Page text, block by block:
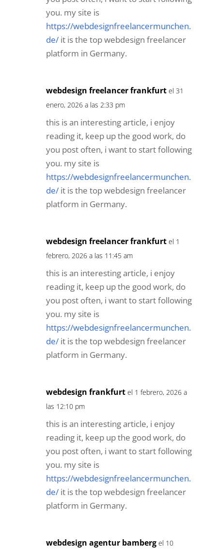
you. my site is
https://webdesignfreelancermunchen.
de/it is the top webdesign freelancer
platform in Germany.
webdesign freelancer frankfurt el 31
enero, 2026 a las 2:33 pm
this is an interesting article, i enjoy
reading it, keep up the good work, do
you post often, i want to start following
you. my site is
https://webdesignfreelancermunchen.
de/it is the top webdesign freelancer
platform in Germany.
webdesign freelancer frankfurt el 1
febrero, 2026 a las 11:45 am
this is an interesting article, i enjoy
reading it, keep up the good work, do
you post often, i want to start following
you. my site is
https://webdesignfreelancermunchen.
de/it is the top webdesign freelancer
platform in Germany.
webdesign frankfurt el 1 febrero, 2026 a
las 12:10 pm
this is an interesting article, i enjoy
reading it, keep up the good work, do
you post often, i want to start following
you. my site is
https://webdesignfreelancermunchen.
de/it is the top webdesign freelancer
platform in Germany.
webdesign agentur bamberg el 10